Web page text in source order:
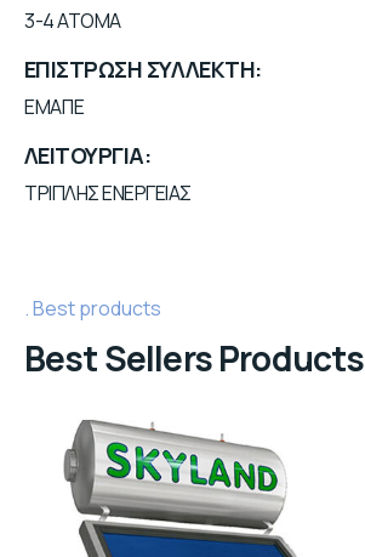
3-4 ATOMA
ΕΠΙΣΤΡΩΣΗ ΣΥΛΛΕΚΤΗ
ΕΜΑΓΙΕ
ΛΕΙΤΟΥΡΓΙΑ
ΤΡΙΠΛΗΣ ΕΝΕΡΓΕΙΑΣ
Best products
Best Sellers Products